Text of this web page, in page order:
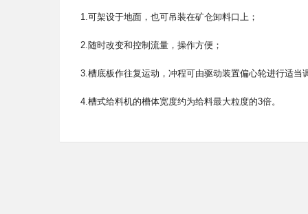
1.可架设于地面，也可吊装在矿仓卸料口上；
2.随时改变和控制流量，操作方便；
3.槽底板作往复运动，冲程可由驱动装置偏心轮进行适当
4.槽式给料机的槽体宽度约为给料最大粒度的3倍。